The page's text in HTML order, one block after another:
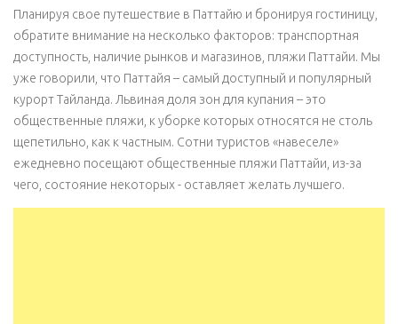
Планируя свое путешествие в Паттайю и бронируя гостиницу,
обратите внимание на несколько факторов: транспортная
доступность, наличие рынков и магазинов, пляжи Паттайи. Мы
уже говорили, что Паттайя – самый доступный и популярный
курорт Тайланда. Львиная доля зон для купания – это
общественные пляжи, к уборке которых относятся не столь
щепетильно, как к частным. Сотни туристов «навеселе»
ежедневно посещают общественные пляжи Паттайи, из-за
чего, состояние некоторых - оставляет желать лучшего.